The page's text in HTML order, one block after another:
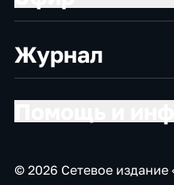
Журнал
© 2026 Сетевое